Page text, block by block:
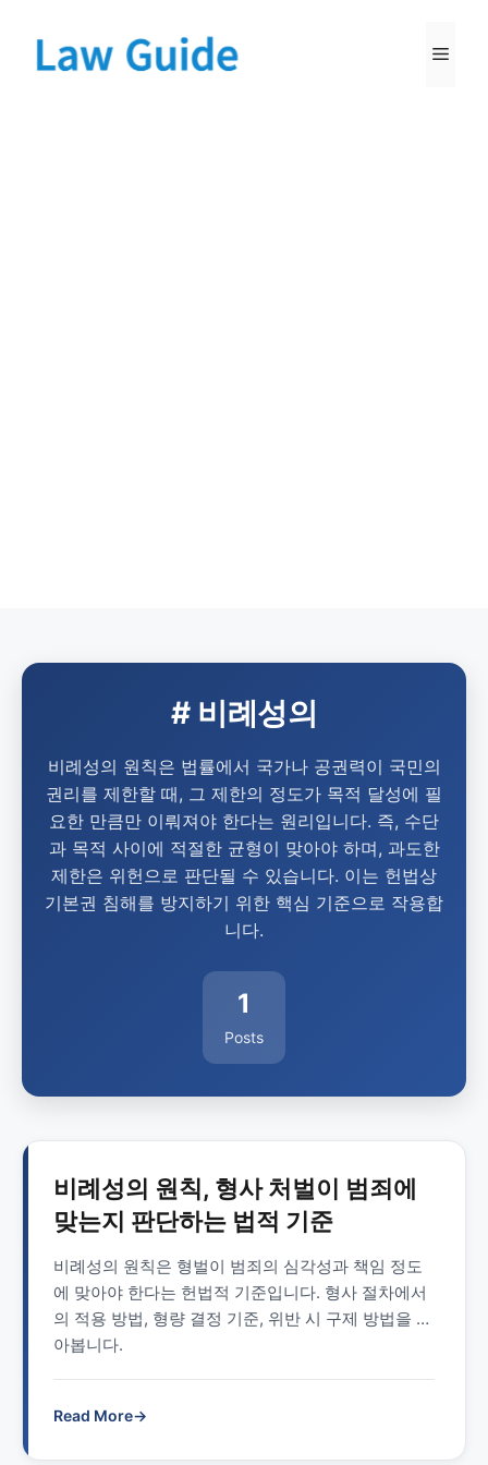
# 비례성의
비례성의 원칙은 법률에서 국가나 공권력이 국민의
권리를 제한할 때, 그 제한의 정도가 목적 달성에 필
요한 만큼만 이뤄져야 한다는 원리입니다. 즉, 수단
과 목적 사이에 적절한 균형이 맞아야 하며, 과도한
제한은 위헌으로 판단될 수 있습니다. 이는 헌법상
기본권 침해를 방지하기 위한 핵심 기준으로 작용합
니다.
1
Posts
비례성의 원칙, 형사 처벌이 범죄에
맞는지 판단하는 법적 기준
비례성의 원칙은 형벌이 범죄의 심각성과 책임 정도
에 맞아야 한다는 헌법적 기준입니다. 형사 절차에서
의 적용 방법, 형량 결정 기준, 위반 시 구제 방법을 알
아봅니다.
Read More→